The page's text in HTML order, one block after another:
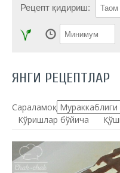
Рецепт қидириш:
ЯНГИ РЕЦЕПТЛАР
Сараламоқ:
Кўришлар бўйича